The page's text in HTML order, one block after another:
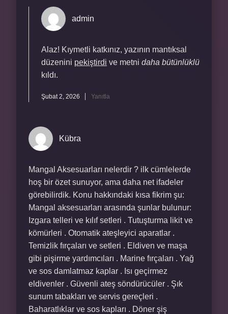
admin
Alaz! Kıymetli katkınız, yazının mantıksal
düzenini pekiştirdi ve metni daha bütünlüklü
kıldı.
Şubat 2, 2026 Yanıtla
Kübra
Mangal Aksesuarları nelerdir ? ilk cümlelerde
hoş bir özet sunuyor, ama daha net ifadeler
görebilirdik. Konu hakkındaki kısa fikrim şu:
Mangal aksesuarları arasında şunlar bulunur:
Izgara telleri ve kılıf setleri . Tutuşturma likit ve
kömürleri . Otomatik ateşleyici aparatlar .
Temizlik fırçaları ve setleri . Eldiven ve maşa
gibi pişirme yardımcıları . Marine fırçaları . Yağ
ve sos damlatmaz kaplar . Isı geçirmez
eldivenler . Güvenli ateş söndürücüler . Şık
sunum tabakları ve servis gereçleri .
Baharatlıklar ve sos kapları . Döner şiş